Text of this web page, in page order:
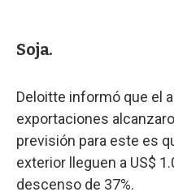
Soja.
Deloitte informó que el
exportaciones
previsión para este es
exterior lleguen a US$
descenso de 37%.